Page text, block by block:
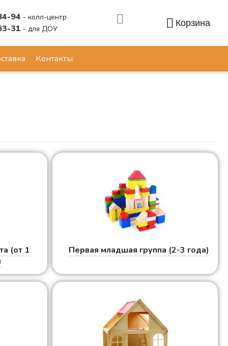
94 - колл-центр
31 - для ДОУ
Корзина
Контакты
(от 1
Первая младшая группа (2-3 года)